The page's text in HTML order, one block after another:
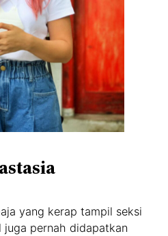
yang kerap tampil seksi
juga pernah didapatkan